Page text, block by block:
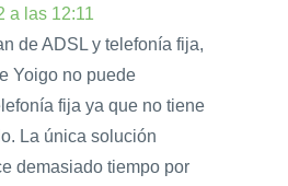
a las 12:11
de ADSL y telefonía fija,
Yoigo no puede
fija ya que no tiene
La única solución
demasiado tiempo por